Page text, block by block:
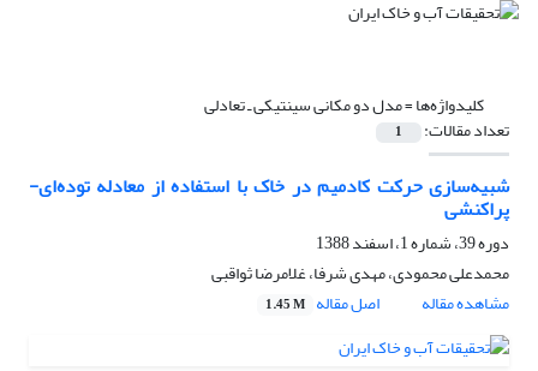
کلیدواژه‌ها =مدل دو مکانی سینتیکی ـ تعادلی
تعداد مقالات: 1
شبیه‌سازی حرکت کادمیم در خاک با استفاده از معادله توده‌ای-
پراکنشی
دوره 39، شماره 1، اسفند 1388
محمدعلی محمودی، مهدی شرفا، غلامرضا ثواقبی
مشاهده مقاله
اصل مقاله 1.45 M